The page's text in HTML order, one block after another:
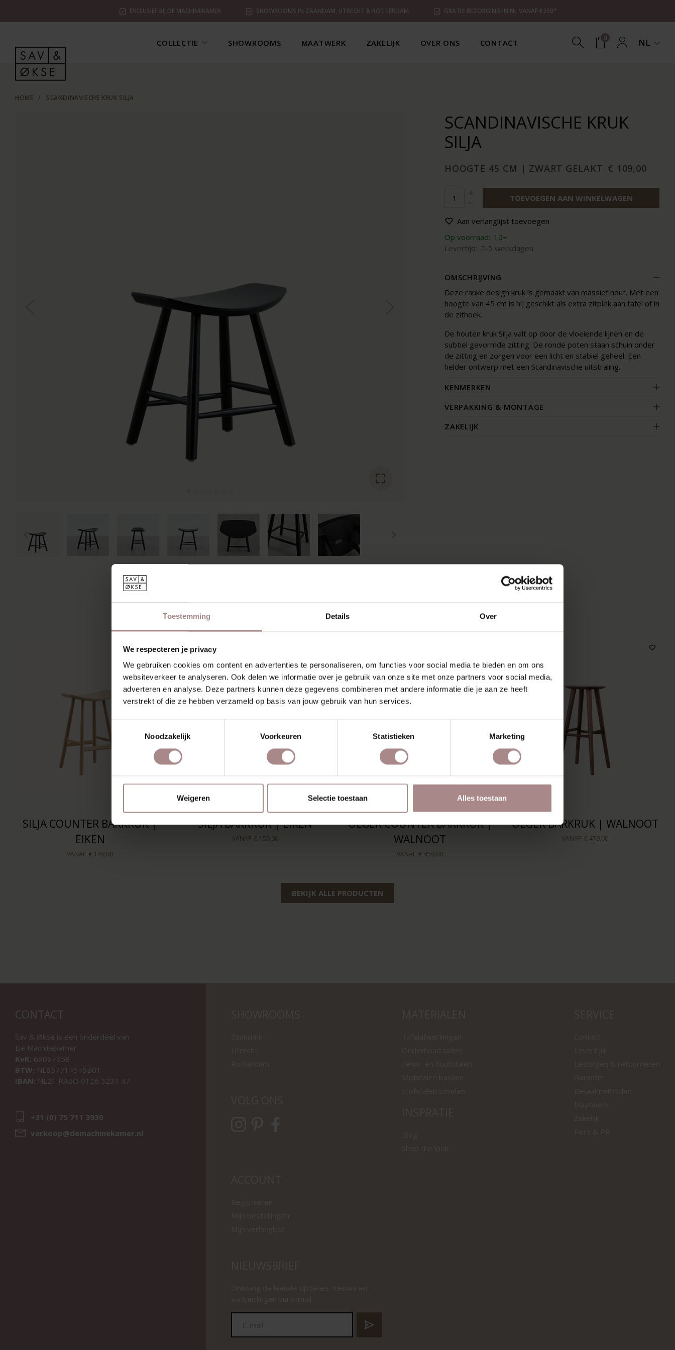
Toestemming Details Over
We respecteren je privacy
We gebruiken cookies om content en advertenties te personaliseren, om functies voor social media te bieden en om ons
websiteverkeer te analyseren. Ook delen we informatie over je gebruik van onze site met onze partners voor social media,
adverteren en analyse. Deze partners kunnen deze gegevens combineren met andere informatie die je aan ze heeft
verstrekt of die ze hebben verzameld op basis van jouw gebruik van hun services.
Noodzakelijk
Voorkeuren Statistieken Marketing
Weigeren Selectie toestaan Alles toestaan
EXCLUSIEF BIJ DE MACHINEKAMER SHOWROOMS IN ZAANDAM, UTRECHT & ROTTERDAM GRATIS BEZORGING IN NL VANAF €250*
COLLECTIE SHOWROOMS MAATWERK ZAKELIJK OVER ONS CONTACT 0 NL
HOME / SCANDINAVISCHE KRUK SILJA
SCANDINAVISCHE KRUK
SILJA
HOOGTE 45 CM | ZWART GELAKT € 109,00
TOEVOEGEN AAN WINKELWAGEN
Aan verlanglijst toevoegen
Op voorraad: 10+
Levertijd: 2-5 werkdagen
OMSCHRIJVING
Deze ranke design kruk is gemaakt van massief hout. Met een
hoogte van 45 cm is hij geschikt als extra zitplek aan tafel of in
de zithoek.
De houten kruk Silja valt op door de vloeiende lijnen en de
subtiel gevormde zitting. De ronde poten staan schuin onder
de zitting en zorgen voor een licht en stabiel geheel. Een
helder ontwerp met een Scandinavische uitstraling.
KENMERKEN
VERPAKKING & MONTAGE
ZAKELIJK
MISSCHIEN VIND JE DIT OOK MOOI
SILJA COUNTER BARKRUK |
EIKEN
VANAF € 149,00
SILJA BARKRUK | EIKEN
VANAF € 159,00
OLGER COUNTER BARKRUK |
WALNOOT
VANAF € 459,00
OLGER BARKRUK | WALNOOT
VANAF € 479,00
BEKIJK ALLE PRODUCTEN
CONTACT
Sav & Økse is een onderdeel van
De Machinekamer
KvK: 69067058
BTW: NL857714545B01
IBAN: NL21 RABO 0126 3237 47
+31 (0) 75 711 3930
verkoop@demachinekamer.nl